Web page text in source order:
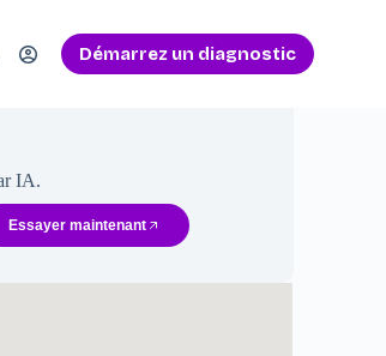
Démarrez un diagnostic
IA.
Essayer maintenant